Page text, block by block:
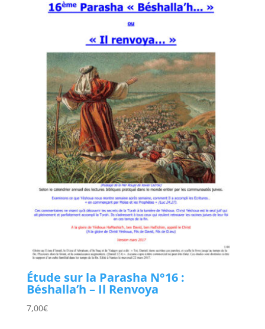
Étude sur la Parasha N°16 :
Béshalla’h – Il Renvoya
7,00€